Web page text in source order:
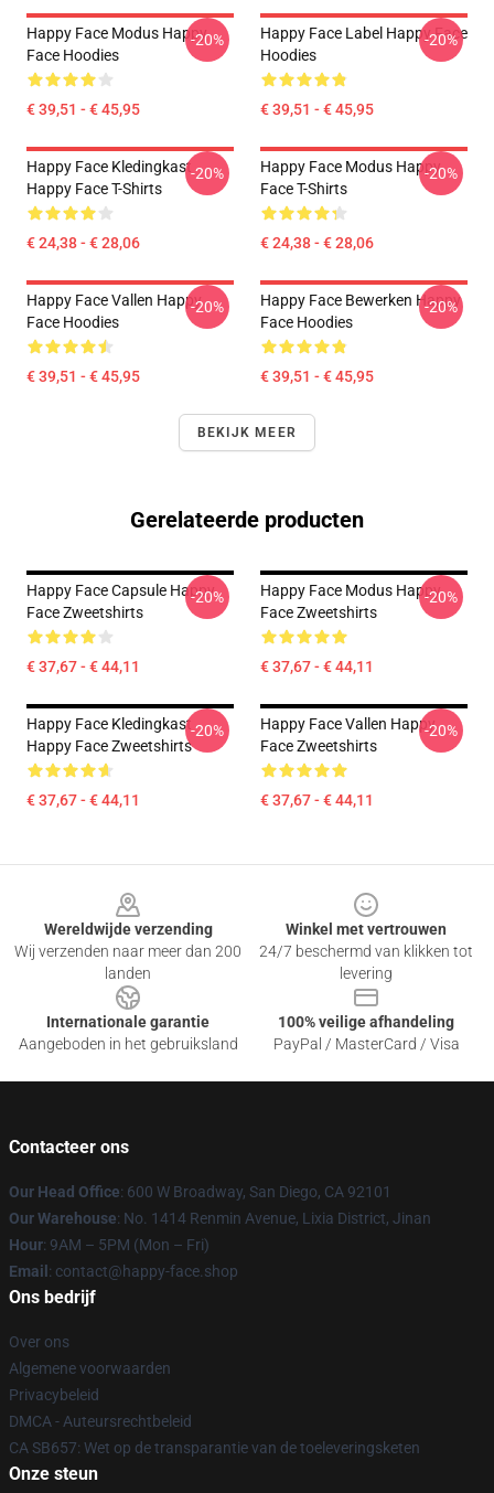
Happy Face Modus Happy
Face Hoodies
€ 39,51 - € 45,95
-20%
Happy Face Label Happy Face
Hoodies
€ 39,51 - € 45,95
-20%
Happy Face Kledingkast
Happy Face T-Shirts
€ 24,38 - € 28,06
-20%
Happy Face Modus Happy
Face T-Shirts
€ 24,38 - € 28,06
-20%
Happy Face Vallen Happy
Face Hoodies
€ 39,51 - € 45,95
-20%
Happy Face Bewerken Happy
Face Hoodies
€ 39,51 - € 45,95
-20%
BEKIJK MEER
Gerelateerde producten
Happy Face Capsule Happy
Face Zweetshirts
€ 37,67 - € 44,11
-20%
Happy Face Modus Happy
Face Zweetshirts
€ 37,67 - € 44,11
-20%
Happy Face Kledingkast
Happy Face Zweetshirts
€ 37,67 - € 44,11
-20%
Happy Face Vallen Happy
Face Zweetshirts
€ 37,67 - € 44,11
-20%
Wereldwijde verzending
Wij verzenden naar meer dan 200
landen
Winkel met vertrouwen
24/7 beschermd van klikken tot
levering
Internationale garantie
Aangeboden in het gebruiksland
100% veilige afhandeling
PayPal / MasterCard / Visa
Contacteer ons
Our Head Office: 600 W Broadway, San Diego, CA 92101
Our Warehouse: No. 1414 Renmin Avenue, Lixia District, Jinan
Hour: 9AM – 5PM (Mon – Fri)
Email : contact@happy-face.shop
Ons bedrijf
Over ons
Algemene voorwaarden
Privacybeleid
DMCA - Auteursrechtbeleid
CA SB657: Wet op de transparantie van de toeleveringsketen
Onze steun